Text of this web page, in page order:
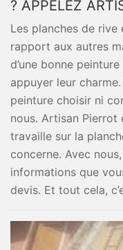
? APPELEZ
Les planches de
rapport aux autres
d’une bonne
appuyer leur
peinture choisir ni
nous. Artisan
travaille sur la
concerne. Avec
informations que
devis. Et tout cela,